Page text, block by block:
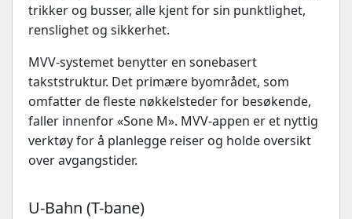
trikker og busser, alle kjent for sin punktlighet,
renslighet og sikkerhet.
MVV-systemet benytter en sonebasert
takststruktur. Det primære byområdet, som
omfatter de fleste nøkkelsteder for besøkende,
faller innenfor «Sone M». MVV-appen er et nyttig
verktøy for å planlegge reiser og holde oversikt
over avgangstider.
U-Bahn (T-bane)